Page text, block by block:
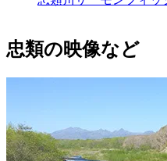
忠類の映像など